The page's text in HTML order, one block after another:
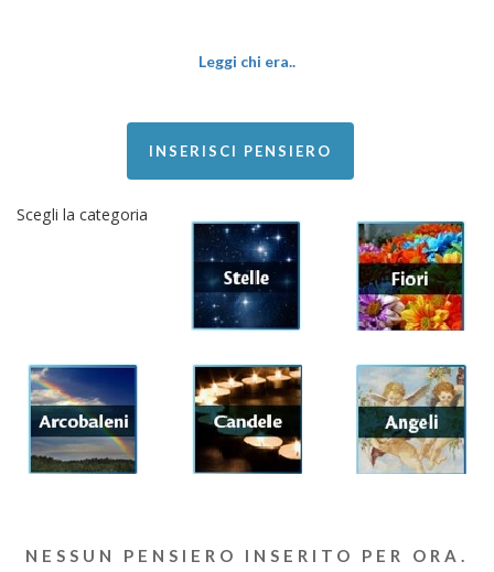
Leggi chi era..
INSERISCI PENSIERO
Scegli la categoria
NESSUN PENSIERO INSERITO PER ORA.